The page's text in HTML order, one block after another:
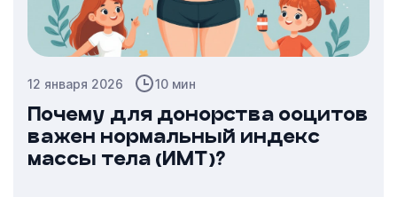
12 января 2026 10 мин
Почему для донорства ооцитов
важен нормальный индекс
массы тела (ИМТ)?